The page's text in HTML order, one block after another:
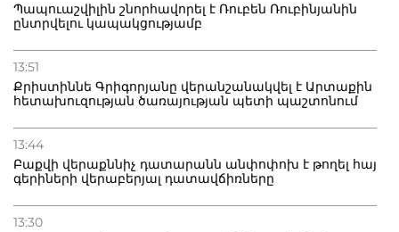
Պապուաշվիլին շնորհավորել է Ռուբեն Ռուբինյանին
ընտրվելու կապակցությամբ
13:51
Քրիստիննե Գրիգորյանը վերանշանակվել է Արտաքին
հետախուզության ծառայության պետի պաշտոնում
13:44
Բաքվի վերաքննիչ դատարանն անփոփոխ է թողել հայ
գերիների վերաբերյալ դատավճիռները
13:30